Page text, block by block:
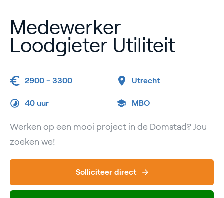
Medewerker
Loodgieter Utiliteit
2900 - 3300 Utrecht
40 uur MBO
Werken op een mooi project in de Domstad? Jou
zoeken we!
Solliciteer direct